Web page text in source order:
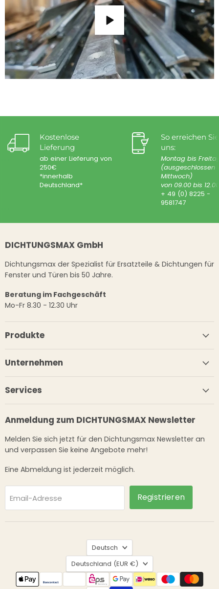
Kostenlose
Lieferung
ab einer Lieferung von
250€
*innerhalb
Deutschland*
So erreichen Sie
uns:
Montag bis
(ausgeschlossen
Mittwoch)
von 09.00 bis
+ 49 (0) 8225 -
9581747
DICHTUNGSMAX GmbH
Dichtungsmax der Spezialist für Ersatzteile & Dichtungen für
Fenster und Türen bis 50 Jahre.
Beratung im Fachgeschäft
Mo-Fr 8.30 - 12.30 Uhr
Produkte
Unternehmen
Services
Anmeldung zum DICHTUNGSMAX Newsletter
Melden Sie sich jetzt für den Dichtungsmax Newsletter an
und verpassen Sie keine Angebote mehr!
Eine Abmeldung ist jederzeit möglich.
Email-Adresse Registrieren
Sprache
Deutsch
Land
Deutschland (EUR €)